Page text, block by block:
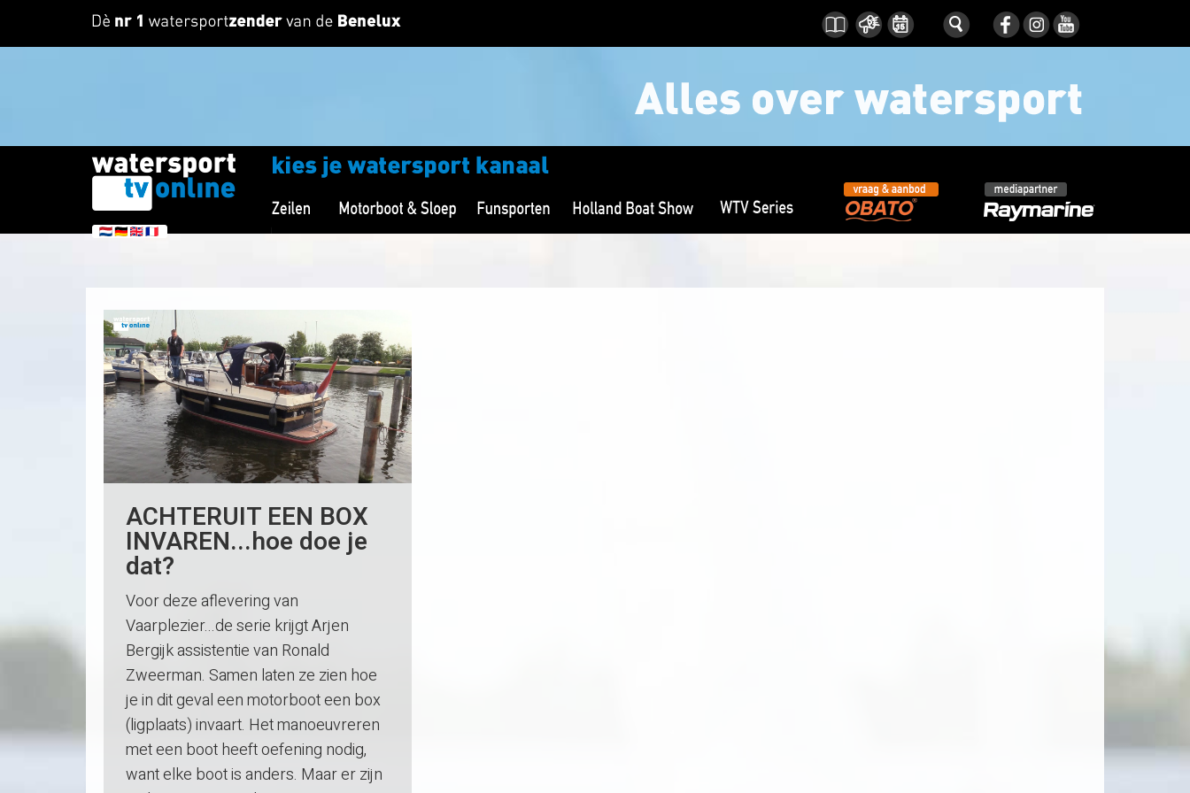
ACHTERUIT EEN BOX
INVAREN...hoe doe je
dat?
Voor deze aflevering van
Vaarplezier...de serie krijgt Arjen
Bergijk assistentie van Ronald
Zweerman. Samen laten ze zien hoe
je in dit geval een motorboot een box
(ligplaats) invaart. Het manoeuvreren
met een boot heeft oefening nodig,
want elke boot is anders. Maar er zijn